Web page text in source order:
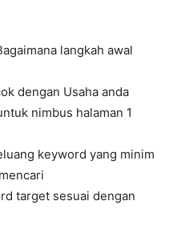
langkah awal
dengan Usaha anda
nimbus halaman 1
keyword yang minim
target sesuai dengan